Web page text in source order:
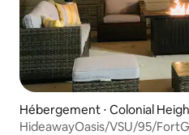
Hébergement ⋅ Colonial
HideawayOasis/VSU/95/